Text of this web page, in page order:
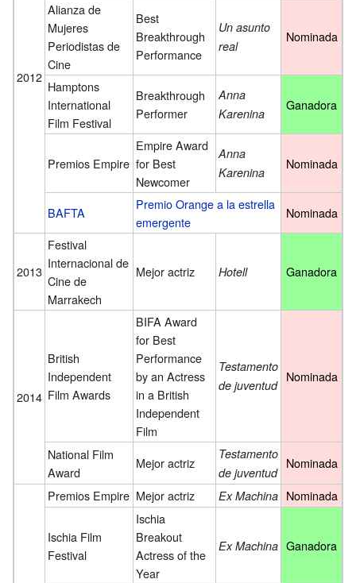
2012
Alianza de
Mujeres
Periodistas de
Cine
Best
Breakthrough
Performance
Un asunto
real
Nominada
Hamptons
International
Film Festival
Breakthrough
Performer
Anna
Karenina
Ganadora
Premios Empire
Empire Award
for Best
Newcomer
Anna
Karenina
Nominada
BAFTA
Premio Orange a la estrella
emergente
Nominada
2013
Festival
Internacional de
Cine de
Marrakech
Mejor actriz Hotell Ganadora
2014
British
Independent
Film Awards
BIFA Award
for Best
Performance
by an Actress
in a British
Independent
Film
Testamento
de juventud
Nominada
National Film
Award
Mejor actriz
Testamento
de juventud
Nominada
Premios Empire Mejor actriz Ex Machina Nominada
Ischia Film
Festival
Ischia
Breakout
Actress of the
Year
Ex Machina Ganadora